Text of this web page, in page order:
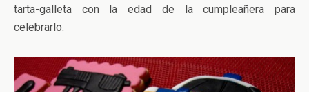
tarta-galleta con la edad de la cumpleañera para
celebrarlo.